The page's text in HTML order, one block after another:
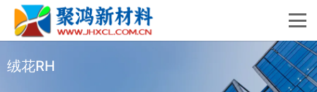
绒花RH